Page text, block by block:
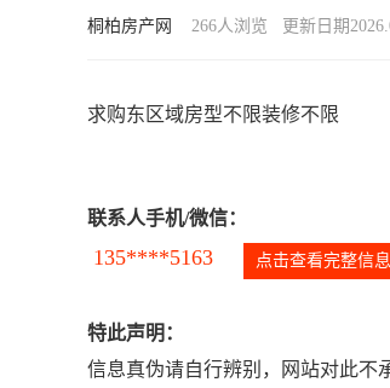
桐柏房产网 266人浏览 更新日期
求购东区域房型不限装修不限
联系人手机/微信：
135****5163 点击查看完整信息
特此声明：
信息真伪请自行辨别，网站对此不